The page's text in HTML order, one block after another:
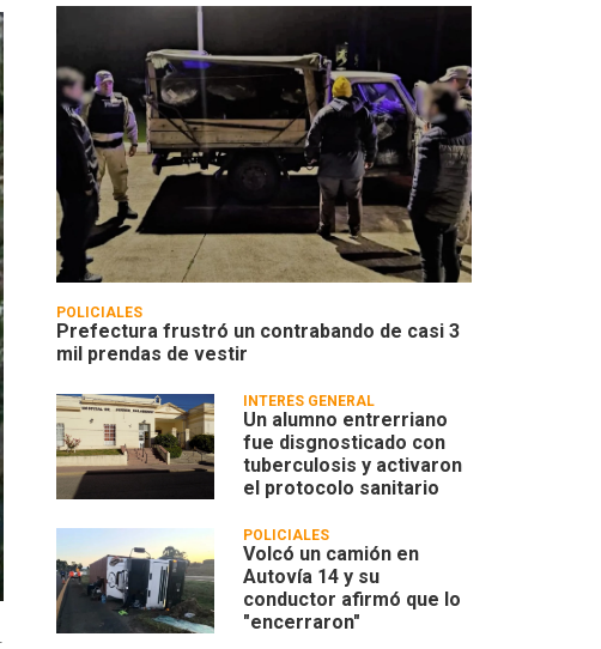
POLICIALES
Prefectura frustró un contrabando de casi 3
mil prendas de vestir
INTERÉS GENERAL
Un alumno entrerriano
fue disgnosticado con
tuberculosis y activaron
el protocolo sanitario
POLICIALES
Volcó un camión en
Autovía 14 y su
conductor afirmó que lo
"encerraron"